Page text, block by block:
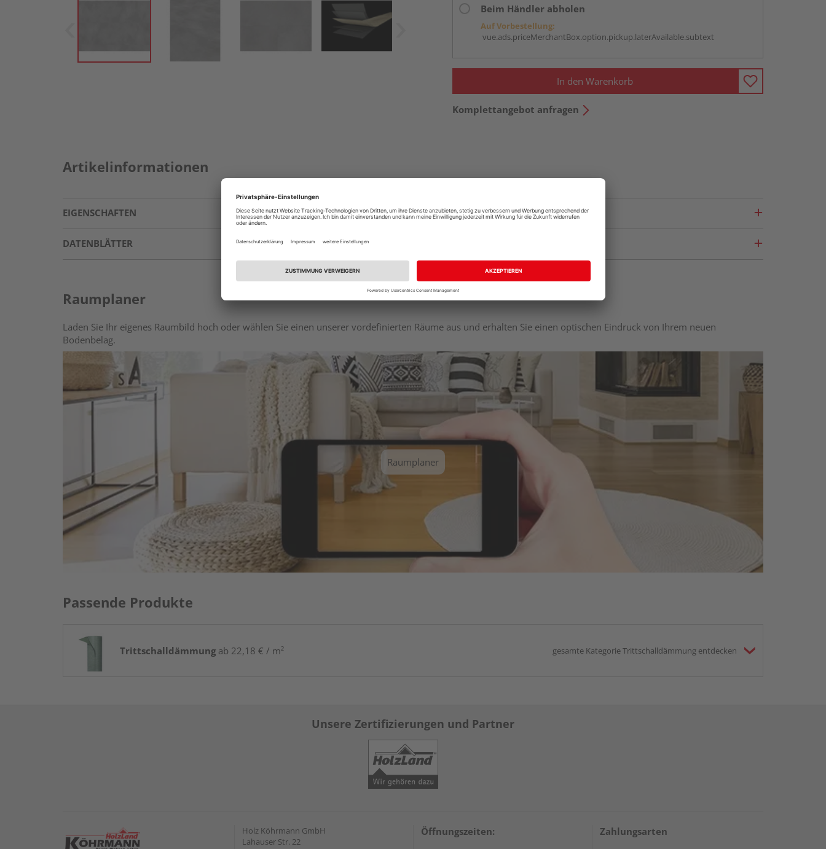
Beim Händler abholen
Auf Vorbestellung:
vue.ads.priceMerchantBox.option.pickup.laterAvailable.subtext
In den Warenkorb
Komplettangebot anfragen
Artikelinformationen
EIGENSCHAFTEN
DATENBLÄTTER
Raumplaner
Laden Sie Ihr eigenes Raumbild hoch oder wählen Sie einen unserer vordefinierten Räume aus und erhalten Sie einen optischen Eindruck von Ihrem neuen
Bodenbelag.
Raumplaner
Passende Produkte
Trittschalldämmung ab 22,18 € / m² gesamte Kategorie Trittschalldämmung entdecken
Unsere Zertifizierungen und Partner
Holz Köhrmann GmbH
Lahauser Str. 22
Öffnungszeiten: Zahlungsarten